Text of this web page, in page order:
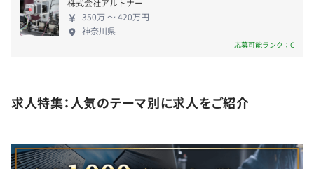
1プロジェクトの単位期間は、およそ3カ月です。
3カ月（待遇の変更はありません）
株式会社アルトナー
350万 〜 420万円
神奈川県
応募可能ランク：C
求人特集：人気のテーマ別に求人をご紹介